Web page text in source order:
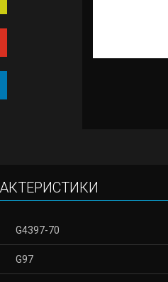
G4397-70
G97